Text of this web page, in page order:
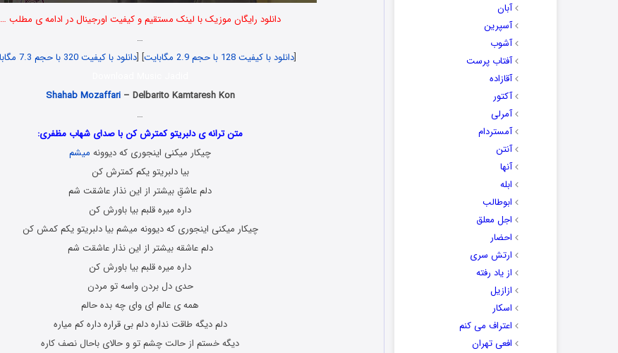
آبان
آسپرین
آشوب
آفتاب پرست
آقازاده
آکتور
آمرلی
آمستردام
آنتن
آنها
ابله
ابوطالب
اجل معلق
احضار
ارتش سری
از یاد رفته
ازازیل
اسکار
اعتراف می کنم
افعی تهران
دانلود رایگان موزیک با لینک مستقیم و کیفیت اورجینال در ادامه ی مطلب …
…
[دانلود با کیفیت 128 با حجم 2.9 مگابایت ] [دانلود با کیفیت 320 با حجم 7.3 مگابایت
Shahab Mozaffari– Delbarito Kamtaresh Kon
…
متن ترانه ی دلبریتو کمترش کن با صدای شهاب مظفری:
چیکار میکنی اینجوری که دیوونه میشم
بیا دلبریتو یکم کمترش کن
دلم عاشقِ بیشتر از این نذار عاشقت شم
داره میره قلبم بیا باورش کن
چیکار میکنی اینجوری که دیوونه میشم بیا دلبریتو یکم کمش کن
دلم عاشقه بیشتر از این نذار عاشقت شم
داره میره قلبم بیا باورش کن
حدی دل بردن واسه تو مردن
همه ی عالم ای وای چه بده حالم
دلم دیگه طاقت نداره دلم بی قراره داره کم میاره
دیگه خستم از حالت چشم تو و حالای باحال نصف کاره